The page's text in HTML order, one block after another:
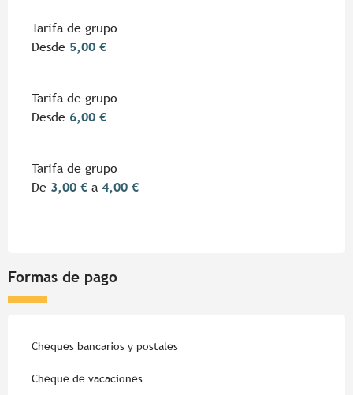
Tarifa de grupo
Desde 5,00 €
Tarifa de grupo
Desde 6,00 €
Tarifa de grupo
De 3,00 € a 4,00 €
Formas de pago
Cheques bancarios y postales
Cheque de vacaciones